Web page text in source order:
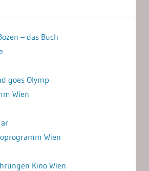
– das Buch
goes Olymp
Wien
Wien
Kino Wien